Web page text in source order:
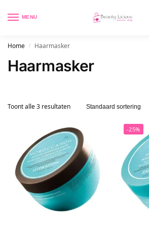
MENU
Home / Haarmasker
Haarmasker
Toont alle 3 resultaten
-25%